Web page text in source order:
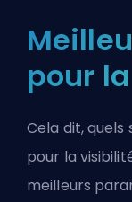
pour
Cela dit,
pour la
meilleurs